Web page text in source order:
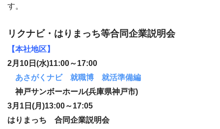
す。
リクナビ・はりまっち等合同企業説明会
【本社地区】
2月10日(水)11:00～17:00
あさがくナビ 就職博 就活準備編
神戸サンボーホール(兵庫県神戸市)
3月1日(月)13:00～17:05
はりまっち 合同企業説明会